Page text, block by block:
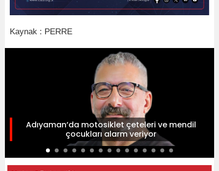
Kaynak : PERRE
Adıyaman’da motosiklet çeteleri ve mendil
çocukları alarm veriyor